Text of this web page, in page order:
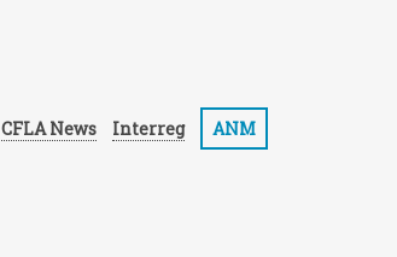
CFLA News Interreg ANM